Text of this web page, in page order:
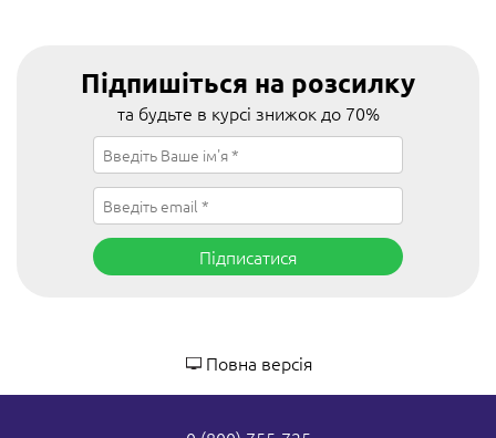
Підпишіться на розсилку
та будьте в курсі знижок до 70%
Підписатися
Повна версія